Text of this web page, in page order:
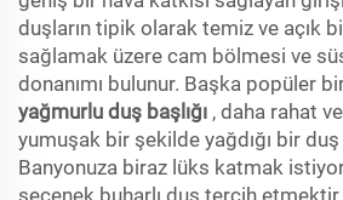
duşların tipik olarak temiz ve açık
sağlamak üzere cam bölmesi ve
donanımı bulunur. Başka popüler
yağmurlu duş başlığı , daha rahat
yumuşak bir şekilde yağdığı bir
Banyonuza biraz lüks katmak
seçenek buharlı duş tercih